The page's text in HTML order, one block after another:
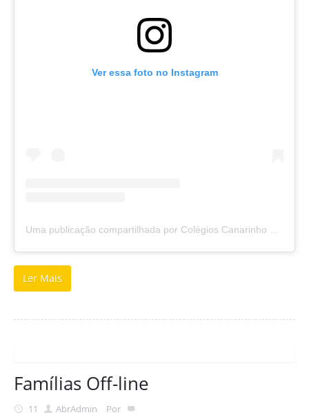
Ver essa foto no Instagram
Uma publicação compartilhada por Colégios Canarinho e Sapiens (@colegioscanarinhoesapiens)
Ler Mais
Famílias Off-line
11 AbrAdmin Por